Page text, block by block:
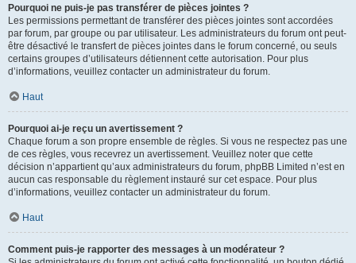
Pourquoi ne puis-je pas transférer de pièces jointes ?
Les permissions permettant de transférer des pièces jointes sont accordées
par forum, par groupe ou par utilisateur. Les administrateurs du forum ont peut-
être désactivé le transfert de pièces jointes dans le forum concerné, ou seuls
certains groupes d’utilisateurs détiennent cette autorisation. Pour plus
d’informations, veuillez contacter un administrateur du forum.
Haut
Pourquoi ai-je reçu un avertissement ?
Chaque forum a son propre ensemble de règles. Si vous ne respectez pas une
de ces règles, vous recevrez un avertissement. Veuillez noter que cette
décision n’appartient qu’aux administrateurs du forum, phpBB Limited n’est en
aucun cas responsable du règlement instauré sur cet espace. Pour plus
d’informations, veuillez contacter un administrateur du forum.
Haut
Comment puis-je rapporter des messages à un modérateur ?